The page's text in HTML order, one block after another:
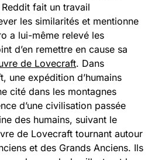
Reddit fait un travail
les similarités et mentionne
a lui-même relevé les
d’en remettre en cause sa
de Lovecraft. Dans
une expédition d’humains
cité dans les montagnes
d’une civilisation passée
des humains, suivant le
de Lovecraft tournant autour
et des Grands Anciens. Ils